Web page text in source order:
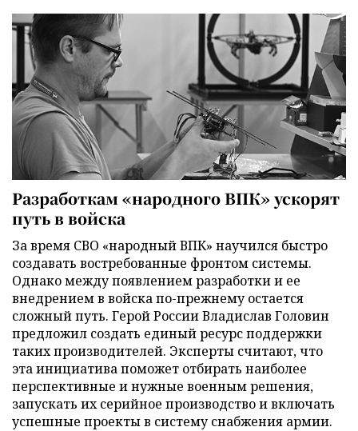
Разработкам «народного ВПК» ускорят
путь в войска
За время СВО «народный ВПК» научился быстро
создавать востребованные фронтом системы.
Однако между появлением разработки и ее
внедрением в войска по-прежнему остается
сложный путь. Герой России Владислав Головин
предложил создать единый ресурс поддержки
таких производителей. Эксперты считают, что
эта инициатива поможет отбирать наиболее
перспективные и нужные военным решения,
запускать их серийное производство и включать
успешные проекты в систему снабжения армии.